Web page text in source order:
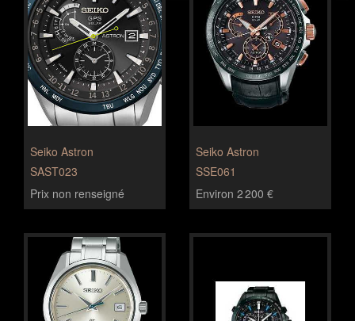
Seiko Astron
SAST023
Prix non renseigné
Seiko Astron
SSE061
Environ 2 200 €